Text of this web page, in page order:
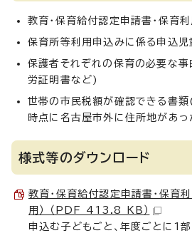
教育・保育給付認定申請書・保育
保育所等利用申込みに係る申込
保護者それぞれの保育の必要な
労証明書など)
世帯の市民税額が確認できる書
時点に名古屋市外に住所地があ
様式等のダウンロード
教育・保育給付認定申請書・保育
用） （PDF 413.8 KB）
申込む子どもごと、年度ごとに1部